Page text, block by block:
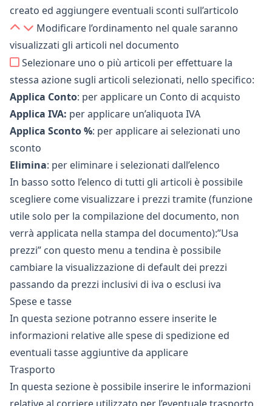
creato ed aggiungere eventuali sconti sull’articolo
Modificare l’ordinamento nel quale saranno
visualizzati gli articoli nel documento
Selezionare uno o più articoli per effettuare la
stessa azione sugli articoli selezionati, nello specifico:
Applica Conto: per applicare un Conto di acquisto
Applica IVA: per applicare un’aliquota IVA
Applica Sconto %: per applicare ai selezionati uno
sconto
Elimina: per eliminare i selezionati dall’elenco
In basso sotto l’elenco di tutti gli articoli è possibile
scegliere come visualizzare i prezzi tramite (funzione
utile solo per la compilazione del documento, non
verrà applicata nella stampa del documento):”Usa
prezzi” con questo menu a tendina è possibile
cambiare la visualizzazione di default dei prezzi
passando da prezzi inclusivi di iva o esclusi iva
Spese e tasse
In questa sezione potranno essere inserite le
informazioni relative alle spese di spedizione ed
eventuali tasse aggiuntive da applicare
Trasporto
In questa sezione è possibile inserire le informazioni